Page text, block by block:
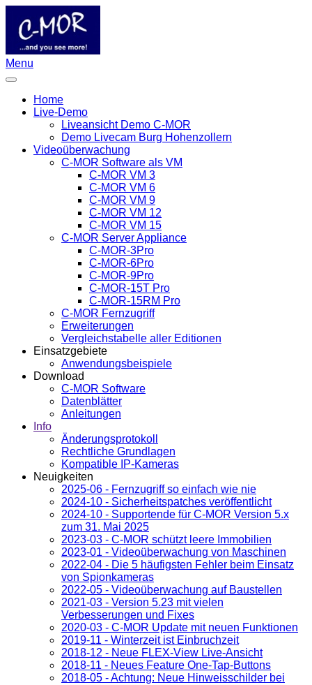
Menu
Home
Live-Demo
Liveansicht Demo C-MOR
Demo Livecam Burg Hohenzollern
Videoüberwachung
C-MOR Software als VM
C-MOR VM 3
C-MOR VM 6
C-MOR VM 9
C-MOR VM 12
C-MOR VM 15
C-MOR Server Appliance
C-MOR-3Pro
C-MOR-6Pro
C-MOR-9Pro
C-MOR-15T Pro
C-MOR-15RM Pro
C-MOR Fernzugriff
Erweiterungen
Vergleichstabelle aller Editionen
Einsatzgebiete
Anwendungsbeispiele
Download
C-MOR Software
Datenblätter
Anleitungen
Info
Änderungsprotokoll
Rechtliche Grundlagen
Kompatible IP-Kameras
Neuigkeiten
2025-06 - Fernzugriff so einfach wie nie
2024-10 - Sicherheitspatches veröffentlicht
2024-10 - Supportende für C-MOR Version 5.x
zum 31. Mai 2025
2023-03 - C-MOR schützt leere Immobilien
2023-01 - Videoüberwachung von Maschinen
2022-04 - Die 5 häufigsten Fehler beim Einsatz
von Spionkameras
2022-05 - Videoüberwachung auf Baustellen
2021-03 - Version 5.23 mit vielen
Verbesserungen und Fixes
2020-03 - C-MOR Update mit neuen Funktionen
2019-11 - Winterzeit ist Einbruchzeit
2018-12 - Neue FLEX-View Live-Ansicht
2018-11 - Neues Feature One-Tap-Buttons
2018-05 - Achtung: Neue Hinweisschilder bei